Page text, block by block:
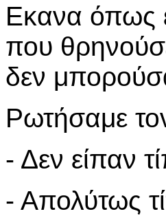
Εκανα όπως
που
δεν
Ρωτήσαμε
- Δεν είπαν
- Απολύτως